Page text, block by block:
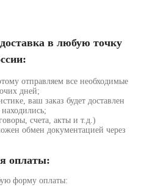
в любую точку
отправляем все необходимые
дней;
ваш заказ будет доставлен
счета, акты и т.д.)
обмен документацией через
оплаты:
форму оплаты: